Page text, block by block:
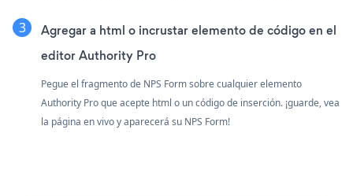
Agregar a html o incrustar elemento de código en el
editor Authority Pro
Pegue el fragmento de NPS Form sobre cualquier elemento
Authority Pro que acepte html o un código de inserción. ¡guarde, vea
la página en vivo y aparecerá su NPS Form!